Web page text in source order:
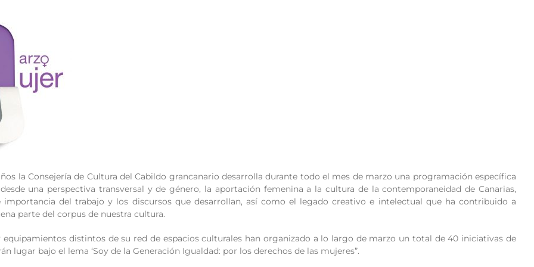
la Consejería de Cultura del Cabildo grancanario desarrolla durante todo el mes de marzo una programación específica
una perspectiva transversal y de género, la aportación femenina a la cultura de la contemporaneidad de Canarias,
importancia del trabajo y los discursos que desarrollan, así como el legado creativo e intelectual que ha contribuido a
parte del corpus de nuestra cultura.
distintos de su red de espacios culturales han organizado a lo largo de marzo un total de 40 iniciativas de
lugar bajo el lema ‘Soy de la Generación Igualdad: por los derechos de las mujeres”.